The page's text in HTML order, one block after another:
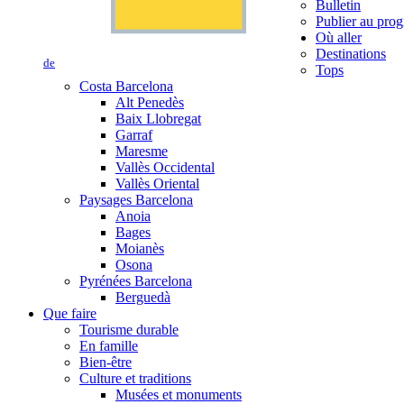
de
Bulletin
Publier au
Où aller
Destinations
Tops
Costa Barcelona
Alt Penedès
Baix Llobregat
Garraf
Maresme
Vallès Occidental
Vallès Oriental
Paysages Barcelona
Anoia
Bages
Moianès
Osona
Pyrénées Barcelona
Berguedà
Que faire
Tourisme durable
En famille
Bien-être
Culture et traditions
Musées et monuments